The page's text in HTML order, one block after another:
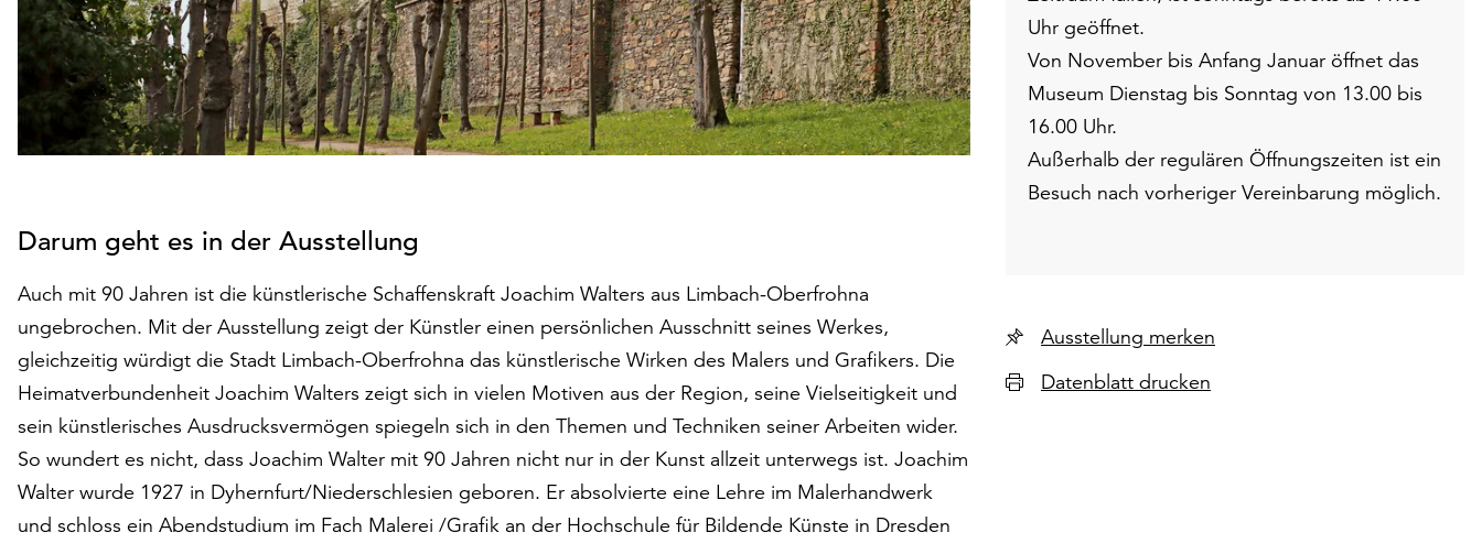
Darum geht es in der Ausstellung
Auch mit 90 Jahren ist die künstlerische Schaffenskraft Joachim Walters aus Limbach-Oberfrohna
ungebrochen. Mit der Ausstellung zeigt der Künstler einen persönlichen Ausschnitt seines Werkes,
gleichzeitig würdigt die Stadt Limbach-Oberfrohna das künstlerische Wirken des Malers und Grafikers. Die
Heimatverbundenheit Joachim Walters zeigt sich in vielen Motiven aus der Region, seine Vielseitigkeit und
sein künstlerisches Ausdrucksvermögen spiegeln sich in den Themen und Techniken seiner Arbeiten wider.
So wundert es nicht, dass Joachim Walter mit 90 Jahren nicht nur in der Kunst allzeit unterwegs ist. Joachim
Walter wurde 1927 in Dyhernfurt/Niederschlesien geboren. Er absolvierte eine Lehre im Malerhandwerk
und schloss ein Abendstudium im Fach Malerei /Grafik an der Hochschule für Bildende Künste in Dresden
Uhr geöffnet.
Von November bis Anfang Januar öffnet das
Museum Dienstag bis Sonntag von 13.00 bis
16.00 Uhr.
Außerhalb der regulären Öffnungszeiten ist ein
Besuch nach vorheriger Vereinbarung möglich.
Ausstellung merken
Datenblatt drucken